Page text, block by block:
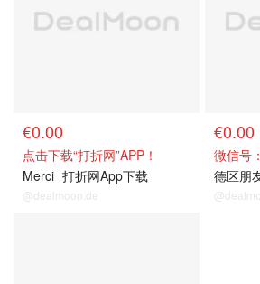
€0.00
点击下载“打折网”APP！
Merci 打折网App下载
@dealmoon.de
€0.00
微信号
德区朋